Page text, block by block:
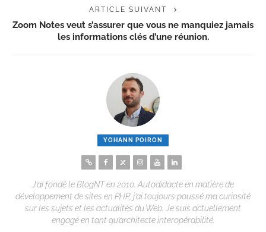
ARTICLE SUIVANT
Zoom Notes veut s’assurer que vous ne manquiez jamais
les informations clés d’une réunion.
YOHANN POIRON
J’ai fondé le BlogNT en 2010. Autodidacte en matière de
développement de sites en PHP, j’ai toujours poussé ma curiosité
sur les sujets et les actualités du Web. Je suis actuellement
engagé en tant qu’architecte interopérabilité.